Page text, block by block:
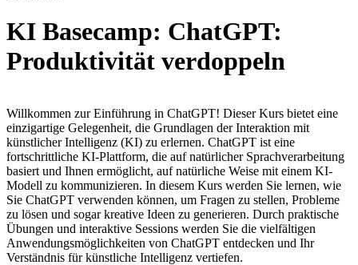
KI Basecamp: ChatGPT:
Produktivität verdoppeln
Willkommen zur Einführung in ChatGPT! Dieser Kurs bietet eine
einzigartige Gelegenheit, die Grundlagen der Interaktion mit
künstlicher Intelligenz (KI) zu erlernen. ChatGPT ist eine
fortschrittliche KI-Plattform, die auf natürlicher Sprachverarbeitung
basiert und Ihnen ermöglicht, auf natürliche Weise mit einem KI-
Modell zu kommunizieren. In diesem Kurs werden Sie lernen, wie
Sie ChatGPT verwenden können, um Fragen zu stellen, Probleme
zu lösen und sogar kreative Ideen zu generieren. Durch praktische
Übungen und interaktive Sessions werden Sie die vielfältigen
Anwendungsmöglichkeiten von ChatGPT entdecken und Ihr
Verständnis für künstliche Intelligenz vertiefen.